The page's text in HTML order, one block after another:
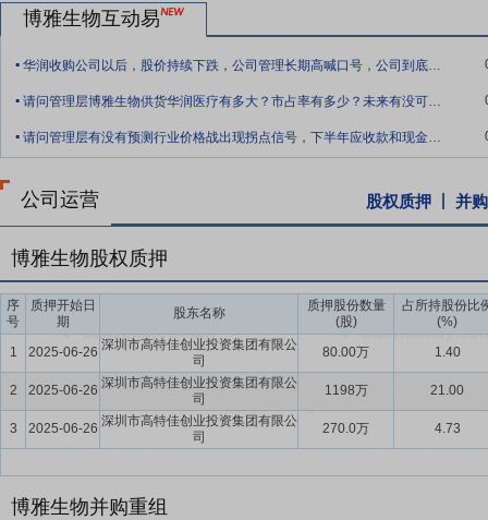
人免疫球蛋白等产品，在研项目皮下静注人免疫球蛋白、C1酯酶抑
产品梯队，将不断优化公司产品结构。未来公司将着力围绕新技术领
要点13：良好的生产能力
公司具备良好的质量管理水平，并是全国
控制，并实现了全程CIP、SIP及关键参数的自动记录。根据相关法
要点14：强大的营销能力
销队伍；学术推广方面，已基本覆盖全国主流医院，为产品直达终端
要点15：控股子公司获得阿卡波糖片《药品注册证书》
2022年9月
贵州天安药业股份有限公司(以下简称“天安药业”)收到国家药品监督
批准该药品生产。该药品配合饮食控制,用于:(1)2型糖尿病;(2)降低糖
国家相关政策规定,本次获得《药品注册证书》视同通过一致性评价。
市场,根据国家药监局网站信息显示,中国大陆境内已批准上市的阿卡
销售总额(终端价)为35.65亿元人民币;其中拜耳占57.96%市场份额。
天安药业糖尿病专业化战略定位和市场竞争力。
博雅生物互动易
. 华润收购公司以后，股价持续下跌，公司管理长期高喊口号，公司到底现阶段发展如何？公
. 请问管理层博雅生物供货华润医疗有多大？市占率有多少？未来有没可能提高供货比率？
. 请问管理层有没有预测行业价格战出现拐点信号，下半年应收款和现金流有实质性改善吗？
公司运营 股权质押 并
博雅生物股权质押
序
号
质押开始日
期
股东名称
质押股份数量
(股)
占所持股份比
(%)
1
2025-06-26 深圳市高特佳创业投资集团有限公
司
80.00万 1.40
2 2025-06-26 深圳市高特佳创业投资集团有限公
司
1198万 21.00
3 2025-06-26 深圳市高特佳创业投资集团有限公
司
270.0万 4.73
博雅生物并购重组